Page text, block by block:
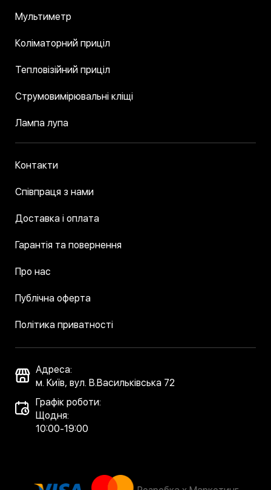
Мультиметр
Коліматорний приціл
Тепловізійний приціл
Струмовимірювальні кліщі
Лампа лупа
Контакти
Співпраця з нами
Доставка і оплата
Гарантія та повернення
Про нас
Публічна оферта
Політика приватності
Адреса:
м. Київ, вул. В.Васильківська 72
Графік роботи:
Щодня:
10:00-19:00